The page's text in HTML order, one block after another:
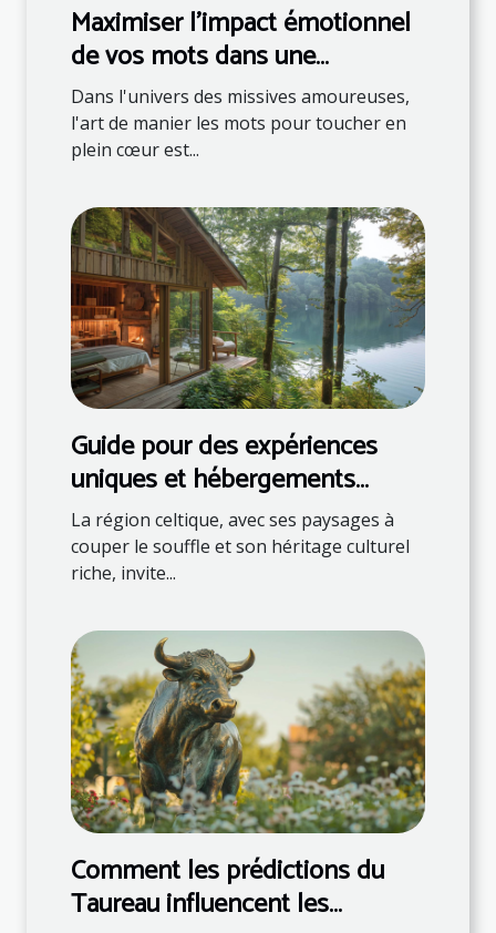
Maximiser l'impact émotionnel
de vos mots dans une
correspondance romantique
Dans l'univers des missives amoureuses,
l'art de manier les mots pour toucher en
plein cœur est...
Guide pour des expériences
uniques et hébergements
naturels en région celtique
La région celtique, avec ses paysages à
couper le souffle et son héritage culturel
riche, invite...
Comment les prédictions du
Taureau influencent les